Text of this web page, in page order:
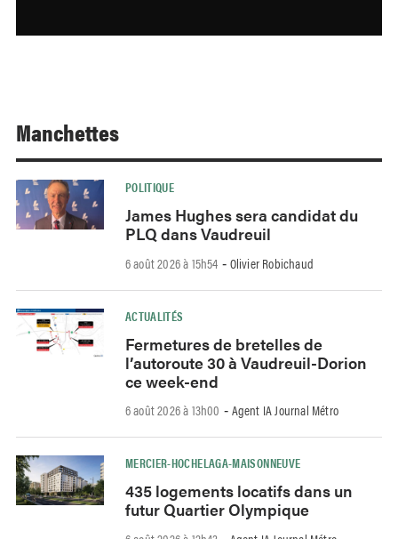
Manchettes
POLITIQUE
James Hughes sera candidat du
PLQ dans Vaudreuil
6 août 2026 à 15h54 - Olivier Robichaud
ACTUALITÉS
Fermetures de bretelles de
l’autoroute 30 à Vaudreuil-Dorion
ce week-end
6 août 2026 à 13h00 - Agent IA Journal Métro
MERCIER-HOCHELAGA-MAISONNEUVE
435 logements locatifs dans un
futur Quartier Olympique